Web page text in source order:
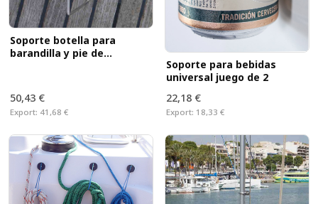
Soporte botella para
barandilla y pie de
50,43 €
Export: 41,68 €
Soporte para bebidas
universal juego de 2
22,18 €
Export: 18,33 €